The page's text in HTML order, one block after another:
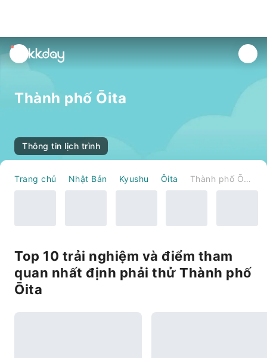
unread
notifications
Thành phố Ōita
Thông tin lịch trình
Trang chủ Nhật Bản Kyushu Ôita Thành phố Ōita
Top 10 trải nghiệm và điểm tham
quan nhất định phải thử Thành phố
Ōita